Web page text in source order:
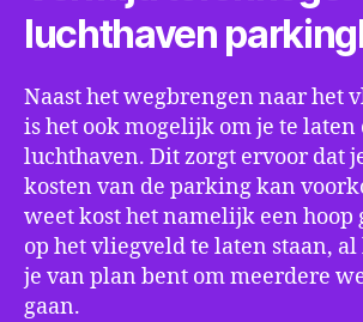
luchthaven
Naast het wegbrengen naar het
is het ook mogelijk om je te laten
luchthaven. Dit zorgt ervoor dat
kosten van de parking kan
weet kost het namelijk een hoop
op het vliegveld te laten staan,
je van plan bent om meerdere
gaan.